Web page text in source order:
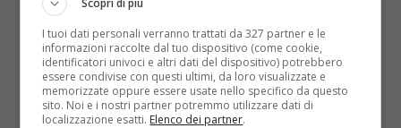
per i comuni mortali che non hanno i suoi privilegi
ha conquistato le simpatie di moltissimi seguaci
anche in Inghilterra
Scopri di più
I tuoi dati personali verranno trattati da 327 partner e le
informazioni raccolte dal tuo dispositivo (come cookie,
identificatori univoci e altri dati del dispositivo) potrebbero
essere condivise con questi ultimi, da loro visualizzate e
memorizzate oppure essere usate nello specifico da questo
sito. Noi e i nostri partner potremmo utilizzare dati di
localizzazione esatti. Elenco dei partner.